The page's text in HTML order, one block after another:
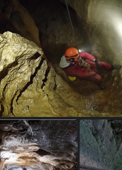
Bief Bousset le 03 oct 2020 (23)